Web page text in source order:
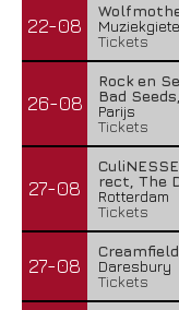
22-08
Tickets
26-08
Rock en
Bad
Parijs
Tickets
27-08
rect, The
Rotterdam
Tickets
27-08
Daresbury
Tickets